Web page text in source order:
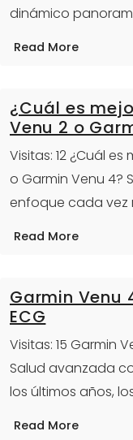
dinámico
Read More
¿Cuál es
Venu 2 o
Visitas: 12 ¿Cuál
o Garmin Venu 4?
enfoque cada vez
Read More
Garmin Venu
ECG
Visitas: 15 Garmin
Salud avanzada
los últimos años,
Read More